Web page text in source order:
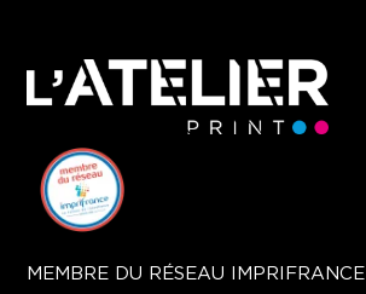
MEMBRE DU RÉSEAU IMPRIFRANCE